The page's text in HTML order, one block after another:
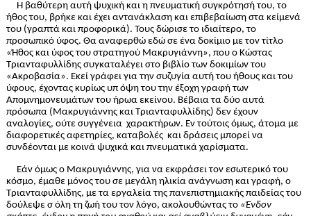
Η βαθύτερη αυτή ψυχική και η πνευματική συγκρότησή του, το
ήθος του, βρήκε και έχει αντανάκλαση και επιβεβαίωση στα κείμενά
του (γραπτά και προφορικά). Τους δώρισε το ιδιαίτερο, το
προσωπικό ύφος. Θα αναφερθώ εδώ σε ένα δοκίμιο με τον τίτλο
«Ήθος και ύφος του στρατηγού Μακρυγιάννη», που ο Κώστας
Τριανταφυλλίδης συγκαταλέγει στο βιβλίο των δοκιμίων του
«Ακροβασία». Εκεί γράφει για την συζυγία αυτή του ήθους και του
ύφους, έχοντας κυρίως υπ όψη του την έξοχη γραφή των
Απομνημονευμάτων του ήρωα εκείνου. Βέβαια τα δύο αυτά
πρόσωπα (Μακρυγιάννης και Τριανταφυλλίδης) δεν έχουν
αναλογίες, ούτε συγγένεια χαρακτήρων. Εν τούτοις όμως, άτομα με
διαφορετικές αφετηρίες, καταβολές και δράσεις μπορεί να
συνδέονται με κοινά ψυχικά και πνευματικά χαρίσματα.
Εάν όμως ο Μακρυγιάννης, για να εκφράσει τον εσωτερικό του
κόσμο, έμαθε μόνος του σε μεγάλη ηλικία ανάγνωση και γραφή, ο
Τριανταφυλλίδης, με τα εργαλεία της πανεπιστημιακής παιδείας του
δούλεψε σ όλη τη ζωή του τον λόγο, ακολουθώντας το «Ένδον